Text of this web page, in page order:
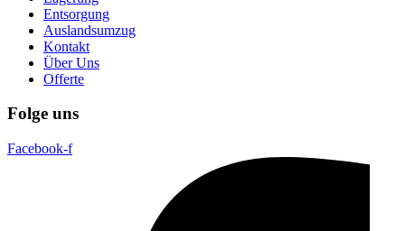
Entsorgung
Auslandsumzug
Kontakt
Über Uns
Offerte
Folge uns
Facebook-f